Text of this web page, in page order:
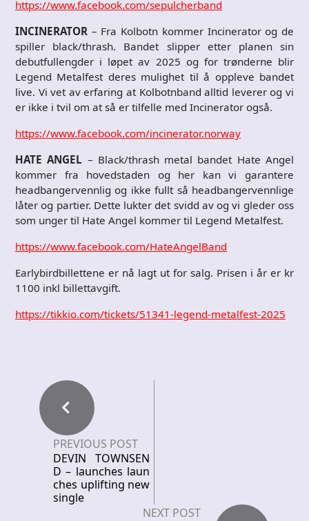
https://www.facebook.com/sepulcherband
INCINERATOR – Fra Kolbotn kommer Incinerator og de
spiller black/thrash. Bandet slipper etter planen sin
debutfullengder i løpet av 2025 og for trønderne blir
Legend Metalfest deres mulighet til å oppleve bandet
live. Vi vet av erfaring at Kolbotnband alltid leverer og vi
er ikke i tvil om at så er tilfelle med Incinerator også.
https://www.facebook.com/incinerator.norway
HATE ANGEL – Black/thrash metal bandet Hate Angel
kommer fra hovedstaden og her kan vi garantere
headbangervennlig og ikke fullt så headbangervennlige
låter og partier. Dette lukter det svidd av og vi gleder oss
som unger til Hate Angel kommer til Legend Metalfest.
https://www.facebook.com/HateAngelBand
Earlybirdbillettene er nå lagt ut for salg. Prisen i år er kr
1100 inkl billettavgift.
https://tikkio.com/tickets/51341-legend-metalfest-2025
PREVIOUS POST
DEVIN TOWNSEN
D – launches laun
ches uplifting new
single
NEXT POST